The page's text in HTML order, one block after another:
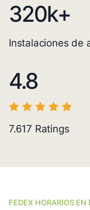
320k+
Instalaciones de
4.8
7.617 Ratings
FEDEX HORARIOS EN